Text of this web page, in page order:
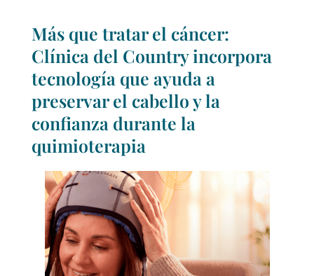
Más que tratar el cáncer:
Clínica del Country incorpora
tecnología que ayuda a
preservar el cabello y la
confianza durante la
quimioterapia